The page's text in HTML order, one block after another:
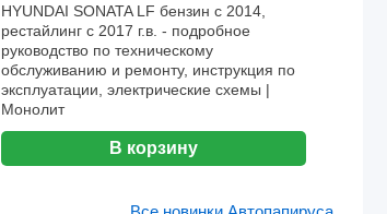
HYUNDAI SONATA LF бензин с 2014,
рестайлинг с 2017 г.в. - подробное
руководство по техническому
обслуживанию и ремонту, инструкция по
эксплуатации, электрические схемы |
Монолит
В корзину